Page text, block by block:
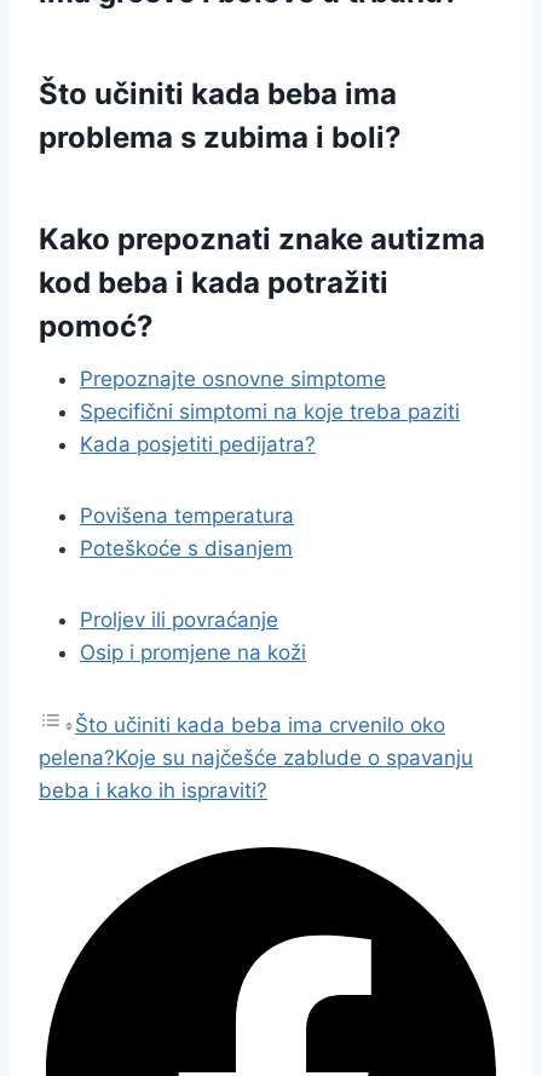
Što učiniti kada beba ima
problema s zubima i boli?
Kako prepoznati znake autizma
kod beba i kada potražiti
pomoć?
Prepoznajte osnovne simptome
Specifični simptomi na koje treba paziti
Kada posjetiti pedijatra?
Povišena temperatura
Poteškoće s disanjem
Proljev ili povraćanje
Osip i promjene na koži
Što učiniti kada beba ima crvenilo oko
pelena?Koje su najčešće zablude o spavanju
beba i kako ih ispraviti?